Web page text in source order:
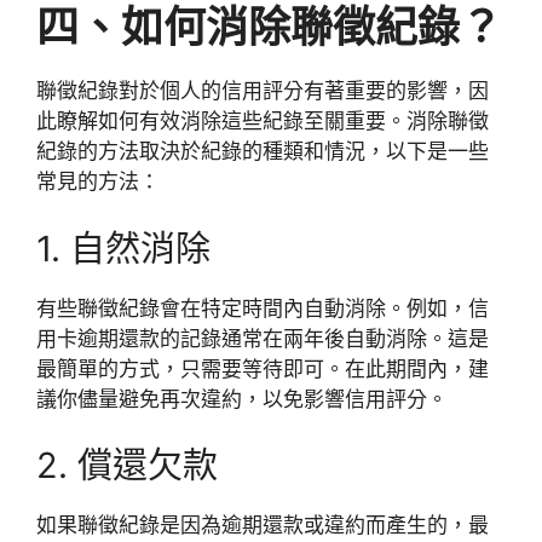
四、如何消除聯徵紀錄？
聯徵紀錄對於個人的信用評分有著重要的影響，因
此瞭解如何有效消除這些紀錄至關重要。消除聯徵
紀錄的方法取決於紀錄的種類和情況，以下是一些
常見的方法：
1. 自然消除
有些聯徵紀錄會在特定時間內自動消除。例如，信
用卡逾期還款的記錄通常在兩年後自動消除。這是
最簡單的方式，只需要等待即可。在此期間內，建
議你儘量避免再次違約，以免影響信用評分。
2. 償還欠款
如果聯徵紀錄是因為逾期還款或違約而產生的，最